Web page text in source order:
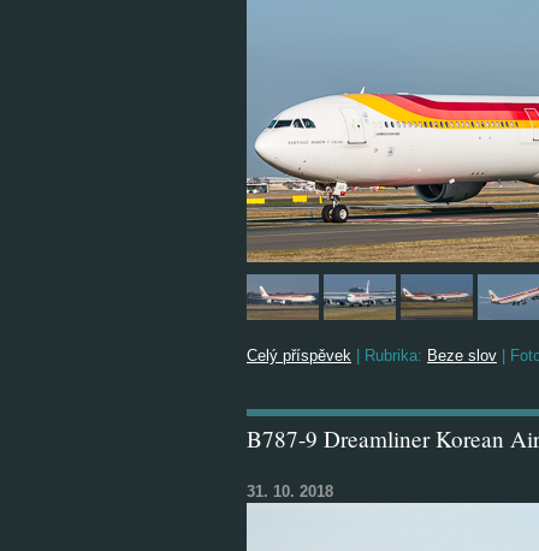
Celý příspěvek Rubrika: Beze slov
B787-9 Dreamliner Korean
31. 10. 2018